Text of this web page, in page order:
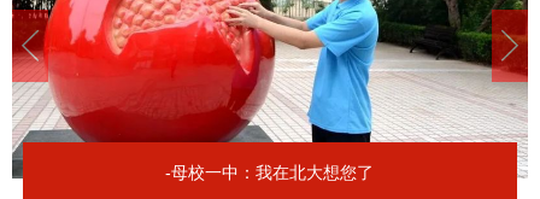
-母校一中：我在北大想您了